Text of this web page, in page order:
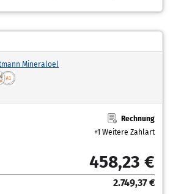
Mineraloel
Rechnung
+1 Weitere Zahlart
458,23 €
2.749,37 €